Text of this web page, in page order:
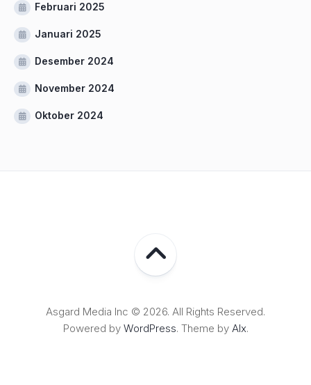
Februari 2025
Januari 2025
Desember 2024
November 2024
Oktober 2024
Asgard Media Inc © 2026. All Rights Reserved.
Powered by WordPress. Theme by Alx.